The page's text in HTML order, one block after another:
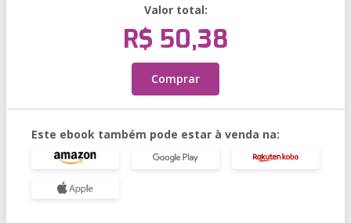
Valor total:
R$ 50,38
Comprar
Este ebook também pode estar à venda na: